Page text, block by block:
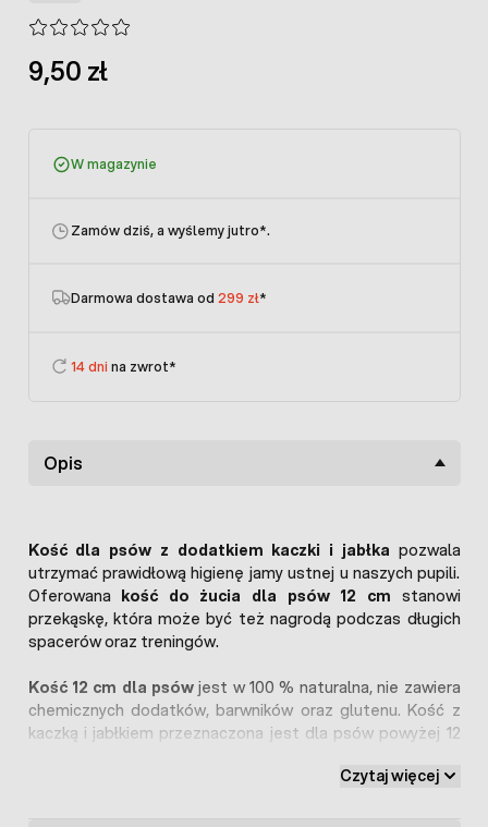
9,50 zł
W magazynie
Zamów dziś, a wyślemy jutro*.
Darmowa dostawa od 299 zł*
14 dni na zwrot*
Opis
Kość dla psów z dodatkiem kaczki i jabłka pozwala
utrzymać prawidłową higienę jamy ustnej u naszych pupili.
Oferowana kość do żucia dla psów 12 cm stanowi
przekąskę, która może być też nagrodą podczas długich
spacerów oraz treningów.
Kość 12 cm dla psówjest w 100 % naturalna, nie zawiera
chemicznych dodatków, barwników oraz glutenu. Kość z
kaczką i jabłkiem przeznaczona jest dla psów powyżej 12
Czytaj więcej